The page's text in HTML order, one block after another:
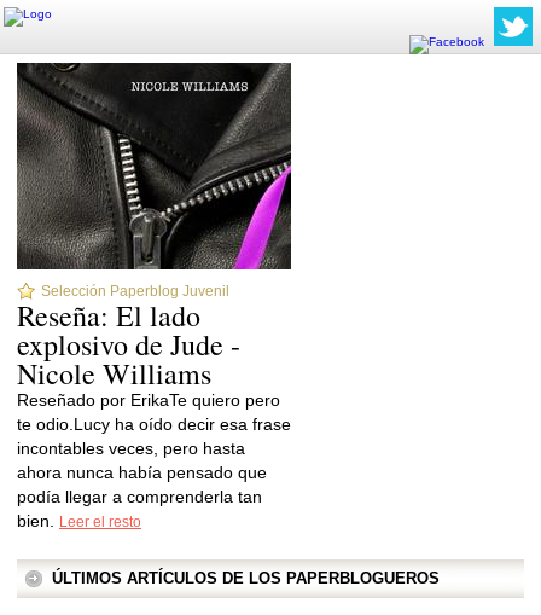
Selección Paperblog Juvenil
Reseña: El lado
explosivo de Jude -
Nicole Williams
Reseñado por ErikaTe quiero pero
te odio.Lucy ha oído decir esa frase
incontables veces, pero hasta
ahora nunca había pensado que
podía llegar a comprenderla tan
bien.
Leer el resto
ÚLTIMOS ARTÍCULOS DE LOS PAPERBLOGUEROS